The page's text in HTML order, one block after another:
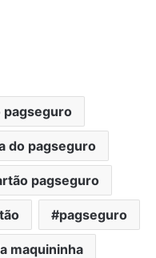
do pagseguro
pagseguro
pagseguro
maquininha